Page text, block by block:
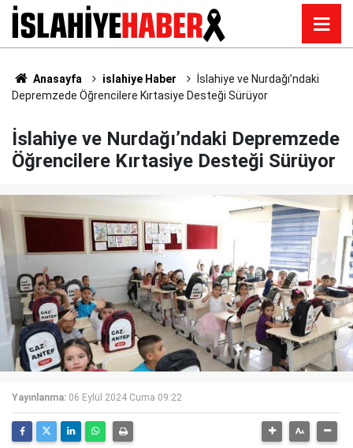
Anasayfa islahiye Haber
İslahiye ve Nurdağı’ndaki
Depremzede Öğrencilere Kırtasiye Desteği Sürüyor
İslahiye ve Nurdağı’ndaki Depremzede
Öğrencilere Kırtasiye Desteği Sürüyor
Yayınlanma: 06 Eylül 2024 Cuma 09:22